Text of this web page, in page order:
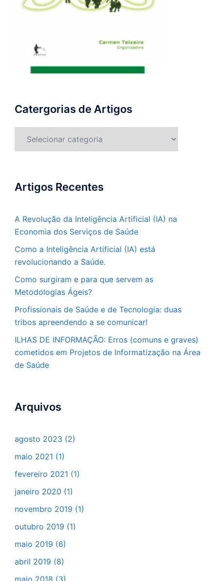
Catergorias de Artigos
Artigos Recentes
A Revolução da Inteligência Artificial (IA) na
Economia dos Serviços de Saúde
Como a Inteligência Artificial (IA) está
revolucionando a Saúde.
Como surgiram e para que servem as
Metodologias Ágeis?
Profissionais de Saúde e de Tecnologia: duas
tribos apreendendo a se comunicar!
ILHAS DE INFORMAÇÃO: Erros (comuns e graves)
cometidos em Projetos de Informatização na Área
de Saúde
Arquivos
agosto 2023 (2)
maio 2021 (1)
fevereiro 2021 (1)
janeiro 2020 (1)
novembro 2019 (1)
outubro 2019 (1)
maio 2019 (6)
abril 2019 (8)
maio 2018 (3)